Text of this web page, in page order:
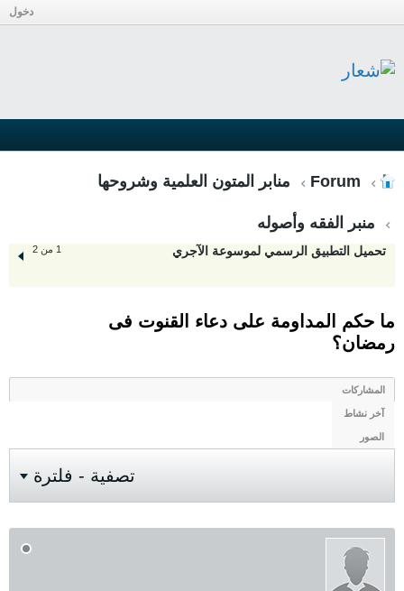
دخول
Forum منابر المتون العلمية وشروحها
منبر الفقه وأصوله
1 من 2 تحميل التطبيق الرسمي لموسوعة الآجري
ما حكم المداومة على دعاء القنوت فى
رمضان؟
المشاركات
آخر نشاط
الصور
تصفية - فلترة